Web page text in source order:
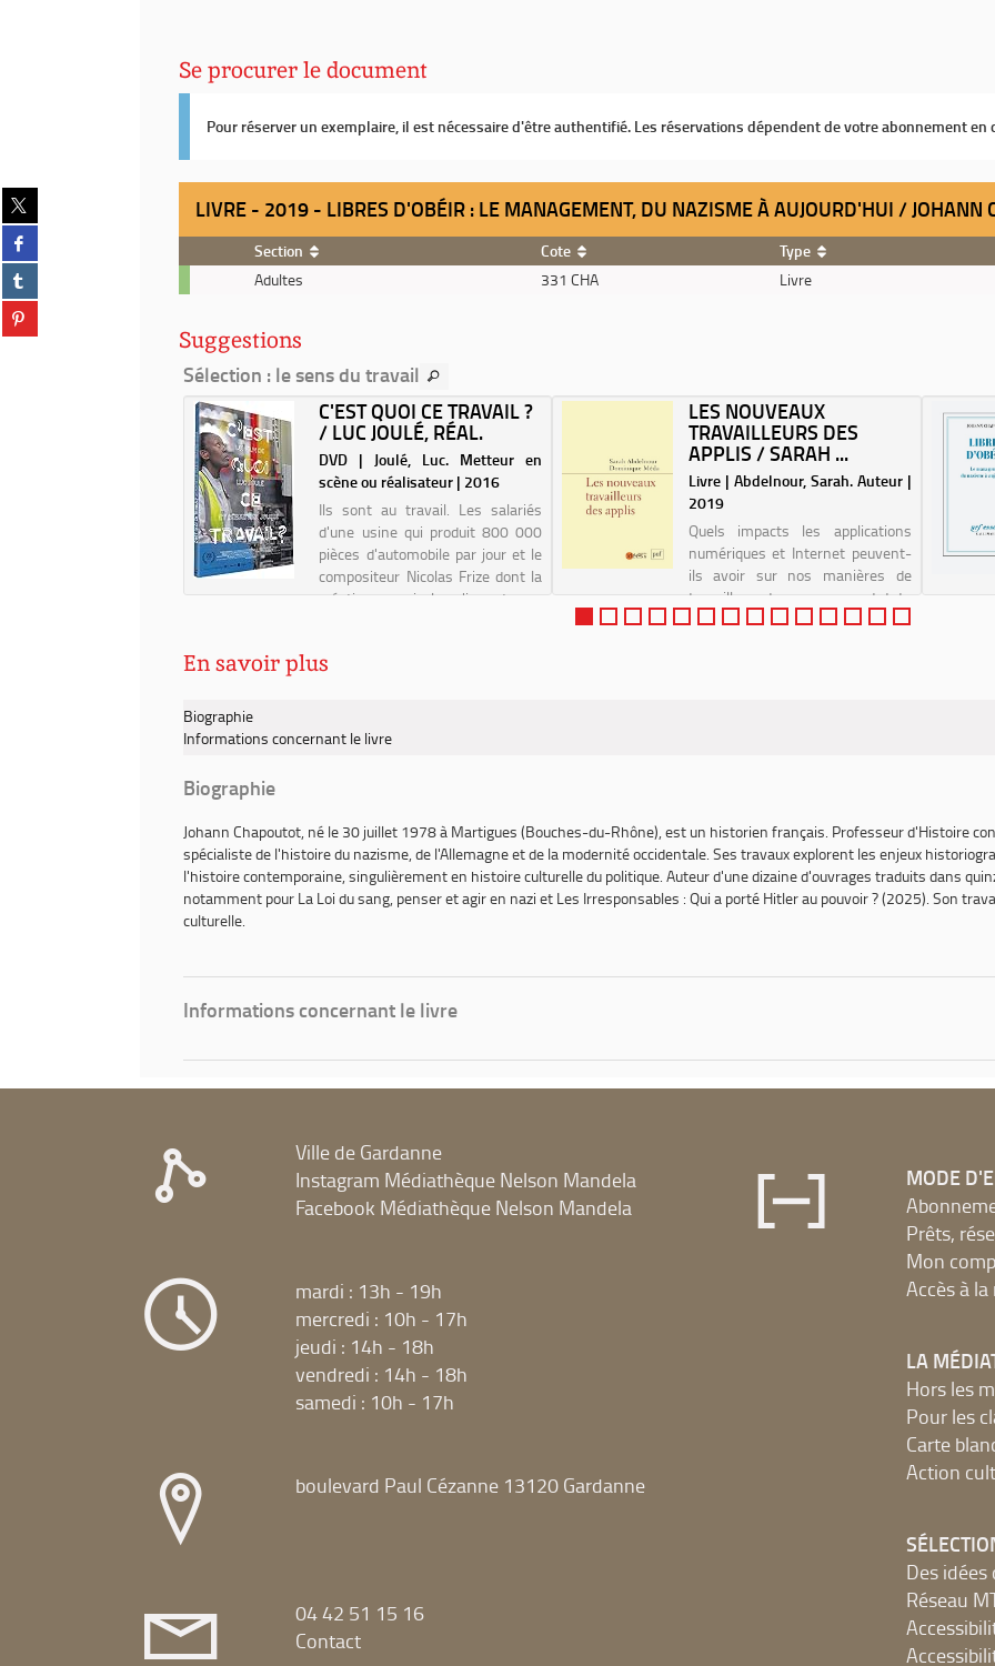
Partager
sur
twitter
(Nouvelle
fenêtre)
Partager
sur
facebook
(Nouvelle
fenêtre)
Partager
sur
tumblr
(Nouvelle
Partager
sur
Se procurer le document
Pour réserver un exemplaire, il est nécessaire d'être authentifié. Les réservations dépendent de votre abonnement en
LIVRE - 2019 - LIBRES D'OBÉIR : LE MANAGEMENT, DU NAZISME À AUJOURD'HUI / JOHANN
-
-
Libres
d'obéir
management,
nazisme
aujourd'hui
Johann
Section Cote Type
Adultes
331 CHA Livre
Suggestions
Sélection : le sens du travail
C'EST QUOI CE TRAVAIL ?
/ LUC JOULÉ, RÉAL.
DVD | Joulé, Luc. Metteur en
scène ou réalisateur | 2016
Ils sont au travail. Les salariés
d'une usine qui produit 800 000
pièces d'automobile par jour et le
compositeur Nicolas Frize dont la
création musicale s'invente au
LES NOUVEAUX
TRAVAILLEURS DES
APPLIS / SARAH ...
Livre | Abdelnour, Sarah. Auteur |
2019
Quels impacts les applications
numériques et Internet peuvent-
ils avoir sur nos manières de
travailler et sur nos statuts
d'emploi ? En quoi le fait de
En savoir plus
Biographie
Informations concernant le livre
Biographie
Johann Chapoutot, né le 30 juillet 1978 à Martigues (Bouches-du-Rhône), est un historien français. Professeur d'Histoire
spécialiste de l'histoire du nazisme, de l'Allemagne et de la modernité occidentale. Ses travaux explorent les enjeux
l'histoire contemporaine, singulièrement en histoire culturelle du politique. Auteur d'une dizaine d'ouvrages traduits dans
notamment pour La Loi du sang, penser et agir en nazi et Les Irresponsables : Qui a porté Hitler au pouvoir ?(2025). Son
culturelle.
Informations concernant le livre
Ville de Gardanne
Instagram Médiathèque Nelson Mandela
Facebook Médiathèque Nelson Mandela
mardi : 13h - 19h
mercredi : 10h - 17h
jeudi : 14h - 18h
vendredi : 14h - 18h
samedi : 10h - 17h
boulevard Paul Cézanne 13120 Gardanne
04 42 51 15 16
Contact
MODE
Prêts,
Mon
Accès à
LA
Hors les
Pour les
Carte
Action
Des idées
Réseau